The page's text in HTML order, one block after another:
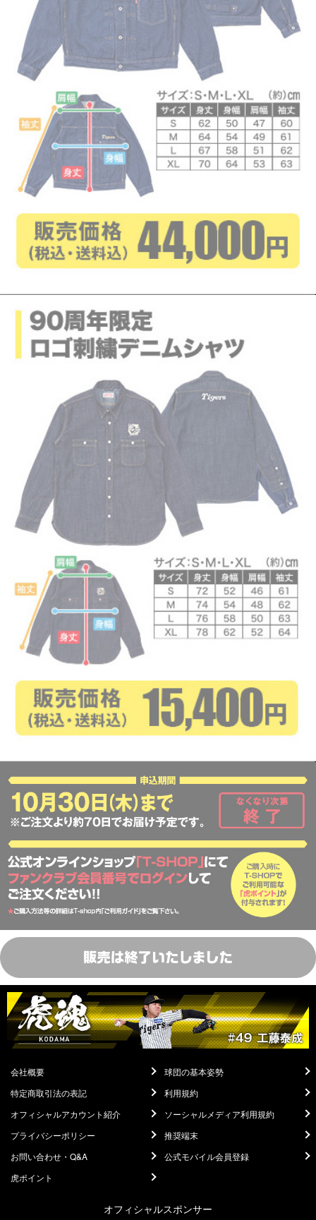
会社概要
球団の基本姿勢
特定商取引法の表記
利用規約
オフィシャルアカウント紹介
ソーシャルメディア利用規約
プライバシーポリシー
推奨端末
お問い合わせ・Q&A
公式モバイル会員登録
虎ポイント
オフィシャルスポンサー